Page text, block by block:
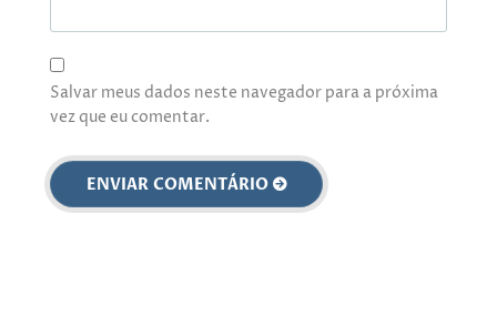
Salvar meus dados neste navegador para a próxima
vez que eu comentar.